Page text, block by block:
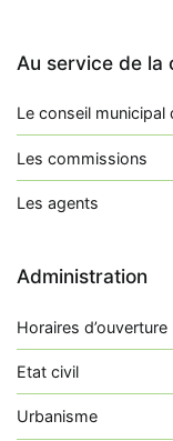
Au service de la
Le conseil municipal
Les commissions
Les agents
Administration
Horaires d’ouverture
Etat civil
Urbanisme